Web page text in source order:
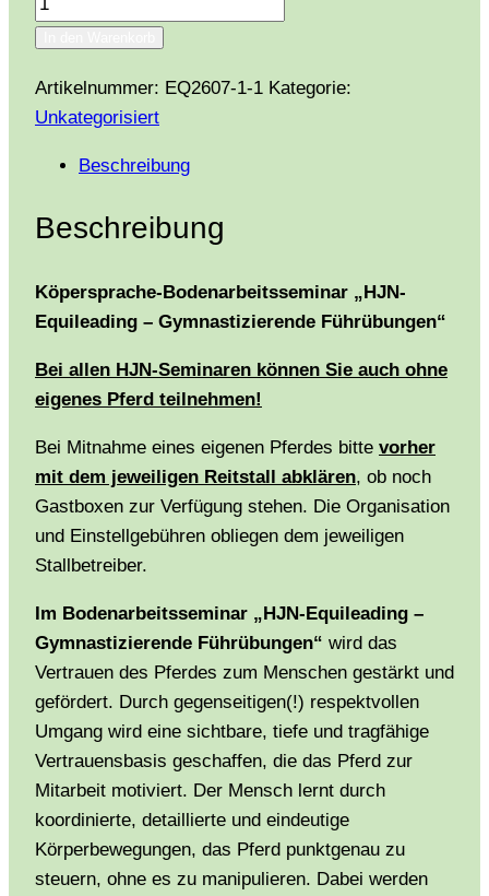
Artikelnummer: EQ2607-1-1 Kategorie:
Unkategorisiert
Beschreibung
Beschreibung
Köpersprache-Bodenarbeitsseminar „HJN-
Equileading – Gymnastizierende Führübungen“
Bei allen HJN-Seminaren können Sie auch ohne
eigenes Pferd teilnehmen!
Bei Mitnahme eines eigenen Pferdes bitte vorher
mit dem jeweiligen Reitstall abklären, ob noch
Gastboxen zur Verfügung stehen. Die Organisation
und Einstellgebühren obliegen dem jeweiligen
Stallbetreiber.
Im Bodenarbeitsseminar „HJN-Equileading –
Gymnastizierende Führübungen“ wird das
Vertrauen des Pferdes zum Menschen gestärkt und
gefördert. Durch gegenseitigen(!) respektvollen
Umgang wird eine sichtbare, tiefe und tragfähige
Vertrauensbasis geschaffen, die das Pferd zur
Mitarbeit motiviert. Der Mensch lernt durch
koordinierte, detaillierte und eindeutige
Körperbewegungen, das Pferd punktgenau zu
steuern, ohne es zu manipulieren. Dabei werden